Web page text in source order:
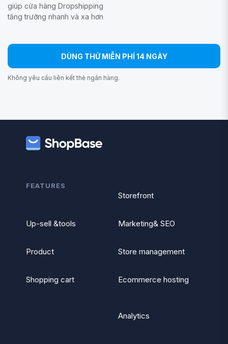
giúp cửa hàng Dropshipping
tăng trưởng nhanh và xa hơn
DÙNG THỬ MIỄN PHÍ 14 NGÀY
Không yêu cầu liên kết thẻ ngân hàng.
FEATURES
Storefront
Up-sell &tools Marketing& SEO
Product Store management
Shopping cart Ecommerce hosting
Analytics